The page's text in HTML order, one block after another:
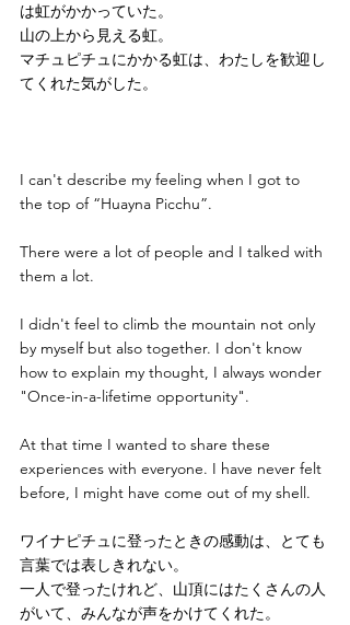
は虹がかかっていた。
山の上から見える虹。
マチュピチュにかかる虹は、わたしを歓迎し
てくれた気がした。
I can't describe my feeling when I got to
the top of “Huayna Picchu”.
There were a lot of people and I talked with
them a lot.
I didn't feel to climb the mountain not only
by myself but also together. I don't know
how to explain my thought, I always wonder
"Once-in-a-lifetime opportunity".
At that time I wanted to share these
experiences with everyone. I have never felt
before, I might have come out of my shell.
ワイナピチュに登ったときの感動は、とても
言葉では表しきれない。
一人で登ったけれど、山頂にはたくさんの人
がいて、みんなが声をかけてくれた。